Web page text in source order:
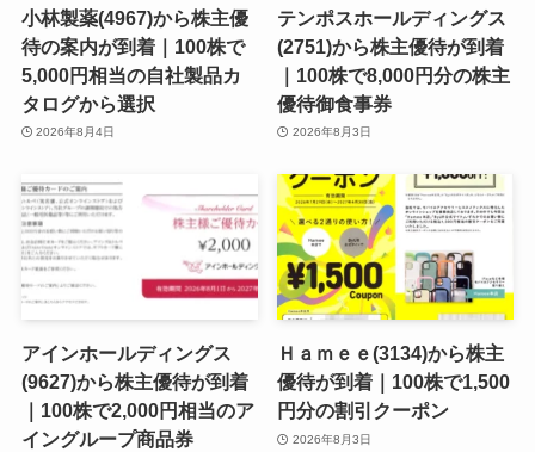
小林製薬(4967)から株主優
待の案内が到着｜100株で
5,000円相当の自社製品カ
タログから選択
2026年8月4日
テンポスホールディングス
(2751)から株主優待が到着
｜100株で8,000円分の株主
優待御食事券
2026年8月3日
アインホールディングス
(9627)から株主優待が到着
｜100株で2,000円相当のア
イングループ商品券
Ｈａｍｅｅ(3134)から株主
優待が到着｜100株で1,500
円分の割引クーポン
2026年8月3日